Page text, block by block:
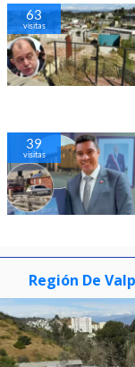
69
visitas
39
visitas
Región De